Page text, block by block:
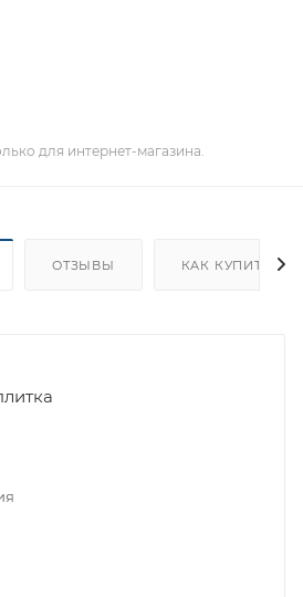
для интернет-магазина.
ОТЗЫВЫ КАК КУПИТЬ